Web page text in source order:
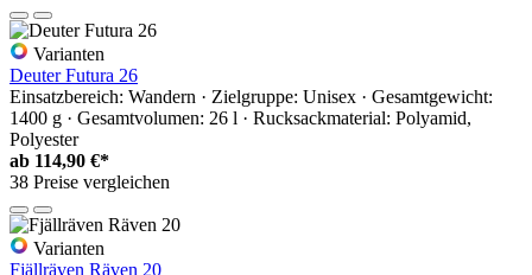
Varianten
Deuter Futura 26
Einsatzbereich: Wandern · Zielgruppe: Unisex · Gesamtgewicht:
1400 g · Gesamtvolumen: 26 l · Rucksackmaterial: Polyamid,
Polyester
ab 114,90 €*
38 Preise vergleichen
Varianten
Fjällräven Räven 20